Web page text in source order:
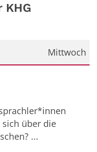
Mittwoch
sich über die
...